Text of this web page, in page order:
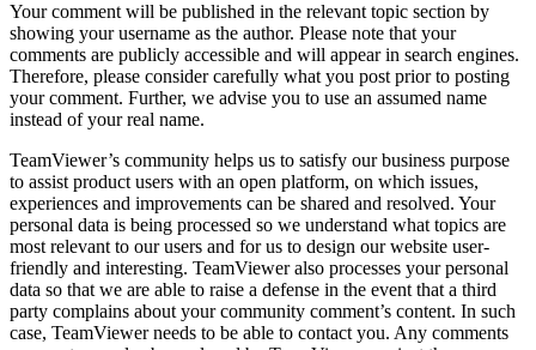
Your comment will be published in the relevant topic section by
showing your username as the author. Please note that your
comments are publicly accessible and will appear in search engines.
Therefore, please consider carefully what you post prior to posting
your comment. Further, we advise you to use an assumed name
instead of your real name.
TeamViewer’s community helps us to satisfy our business purpose
to assist product users with an open platform, on which issues,
experiences and improvements can be shared and resolved. Your
personal data is being processed so we understand what topics are
most relevant to our users and for us to design our website user-
friendly and interesting. TeamViewer also processes your personal
data so that we are able to raise a defense in the event that a third
party complains about your community comment’s content. In such
case, TeamViewer needs to be able to contact you. Any comments